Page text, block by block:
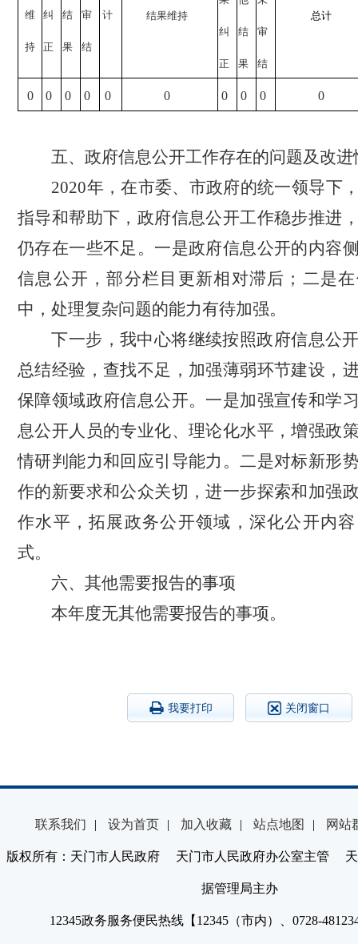
维
持
纠
正
结
果
审
结
计 结果维持
纠
正
结
果
审
结
总计
0 0 0 0 0 0 0 0 0 0
五、政府信息公开工作存在的问题及改进
2020年，在市委、市政府的统一领导下
指导和帮助下，政府信息公开工作稳步推进
仍存在一些不足。一是政府信息公开的内容
信息公开，部分栏目更新相对滞后；二是
中，处理复杂问题的能力有待加强。
下一步，我中心将继续按照政府信息公
总结经验，查找不足，加强薄弱环节建设，
保障领域政府信息公开。一是加强宣传和学
息公开人员的专业化、理论化水平，增强政
情研判能力和回应引导能力。二是对标新形
作的新要求和公众关切，进一步探索和加强
作水平，拓展政务公开领域，深化公开内
式。
六、其他需要报告的事项
本年度无其他需要报告的事项。
我要打印 关闭窗口
联系我们 | 设为首页 | 加入收藏 | 站点地图 | 网站
版权所有：天门市人民政府 天门市人民政府办公室主管 天
据管理局主办
12345政务服务便民热线【12345（市内）、0728-